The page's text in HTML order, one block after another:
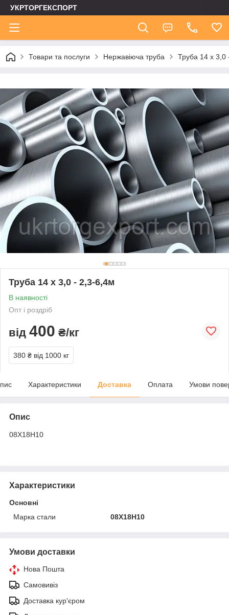
УКРТОРГЕКСПОРТ
Товари та послуги Нержавіюча труба Труба 14 х
Труба 14 х 3,0 - 2,3-6,4м
В наявності
Опт і роздріб
від 400 ₴/кг
380 ₴ від 1000 кг
Характеристики Доставка Оплата Умови
Опис
08Х18Н10
Характеристики
Основні
Марка стали
08Х18Н10
Умови доставки
Нова Пошта
Самовивіз
Доставка кур'єром